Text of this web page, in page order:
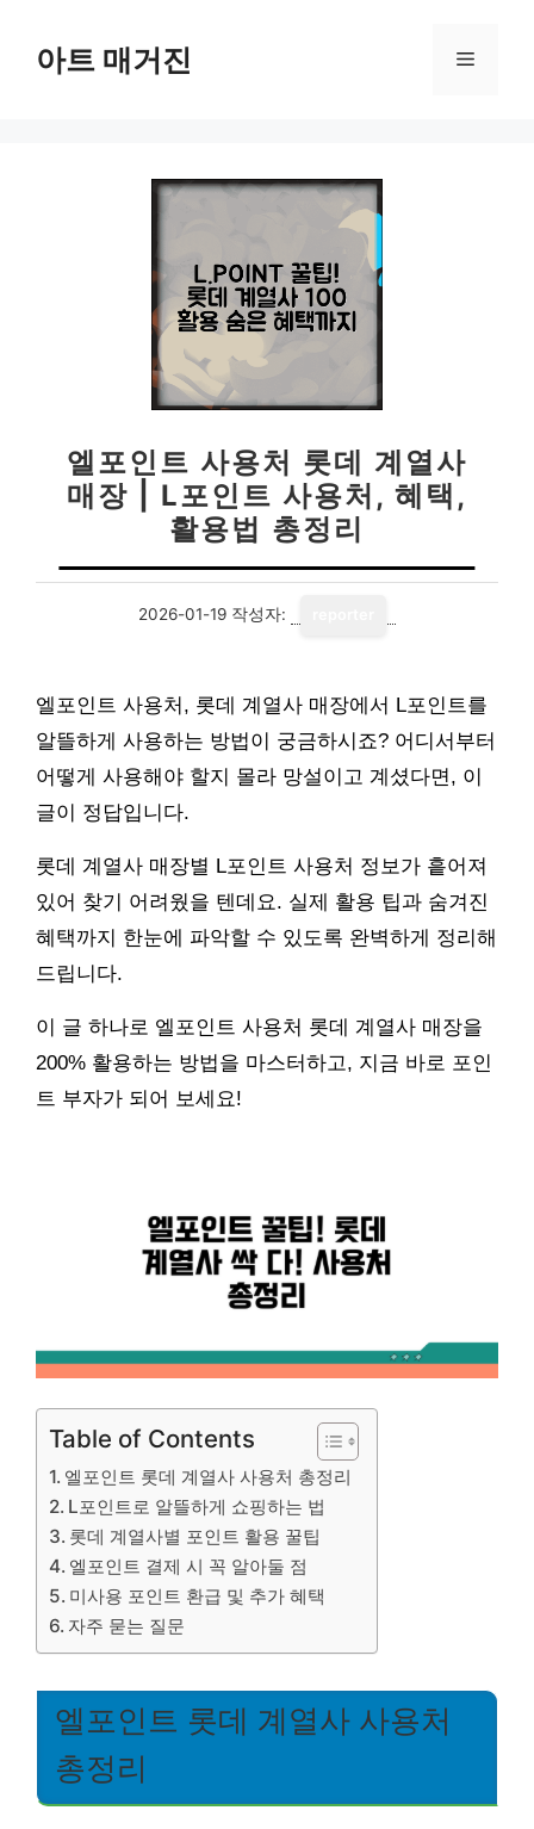
아트 매거진 메
엘포인트 사용처 롯데 계열사
매장 | L포인트 사용처, 혜택,
활용법 총정리
2026-01-19 작성자:
엘포인트 사용처, 롯데 계열사 매장에서 L포인트를
알뜰하게 사용하는 방법이 궁금하시죠? 어디서부터
어떻게 사용해야 할지 몰라 망설이고 계셨다면, 이
글이 정답입니다.
롯데 계열사 매장별 L포인트 사용처 정보가 흩어져
있어 찾기 어려웠을 텐데요. 실제 활용 팁과 숨겨진
혜택까지 한눈에 파악할 수 있도록 완벽하게 정리해
드립니다.
이 글 하나로 엘포인트 사용처 롯데 계열사 매장을
200% 활용하는 방법을 마스터하고, 지금 바로 포인
트 부자가 되어 보세요!
Table of Contents
엘포인트 롯데 계열사 사용처 총정리
L포인트로 알뜰하게 쇼핑하는 법
롯데 계열사별 포인트 활용 꿀팁
엘포인트 결제 시 꼭 알아둘 점
미사용 포인트 환급 및 추가 혜택
자주 묻는 질문
엘포인트 롯데 계열사 사용처
총정리